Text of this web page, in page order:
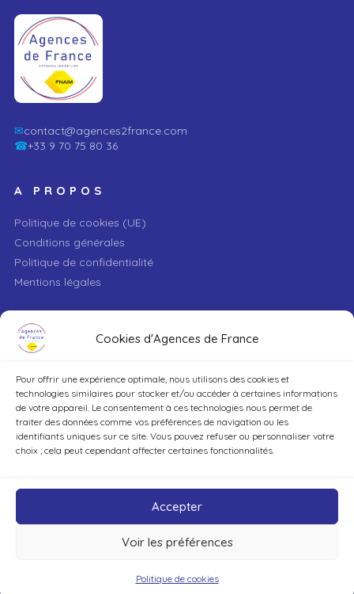
Cookies d'Agences de France
Pour offrir une expérience optimale, nous utilisons des cookies et
technologies similaires pour stocker et/ou accéder à certaines informations
de votre appareil. Le consentement à ces technologies nous permet de
traiter des données comme vos préférences de navigation ou les
identifiants uniques sur ce site. Vous pouvez refuser ou personnaliser votre
choix ; cela peut cependant affecter certaines fonctionnalités.
Accepter
Voir les préférences
Politique de cookies
✉contact@agences2france.com
☎+33 9 70 75 80 36
A PROPOS
Politique de cookies (UE)
Conditions générales
Politique de confidentialité
Mentions légales
VILLE
TYPE DE BIEN
DÉCOUVRIR